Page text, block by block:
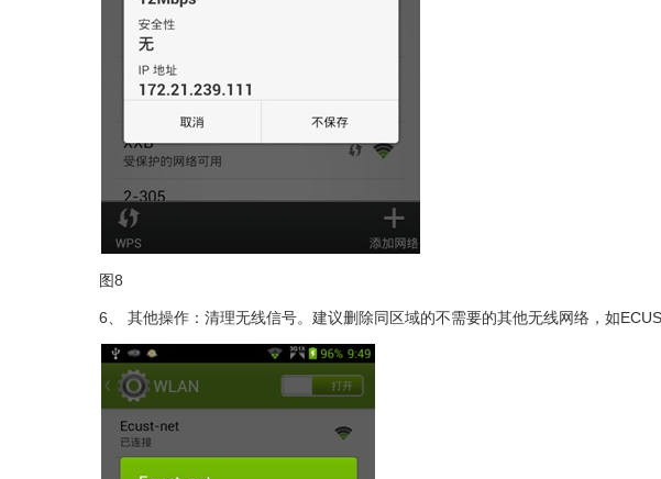
图8
6 其他操作：清理无线信号。建议删除同区域的不需要的其他无线网络，如